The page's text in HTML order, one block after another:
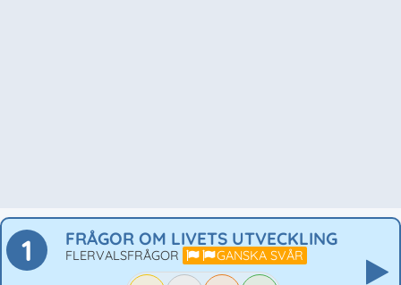
1 FRÅGOR OM LIVETS UTVECKLING
FLERVALSFRÅGOR GANSKA SVÅR